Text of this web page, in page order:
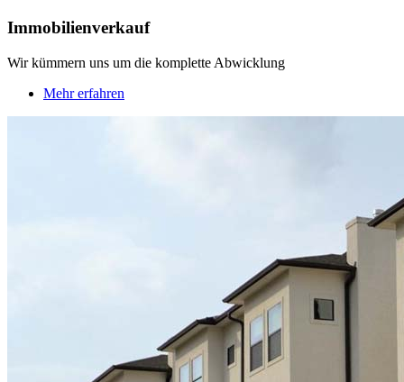
Immobilienverkauf
Wir kümmern uns um die komplette Abwicklung
Mehr erfahren